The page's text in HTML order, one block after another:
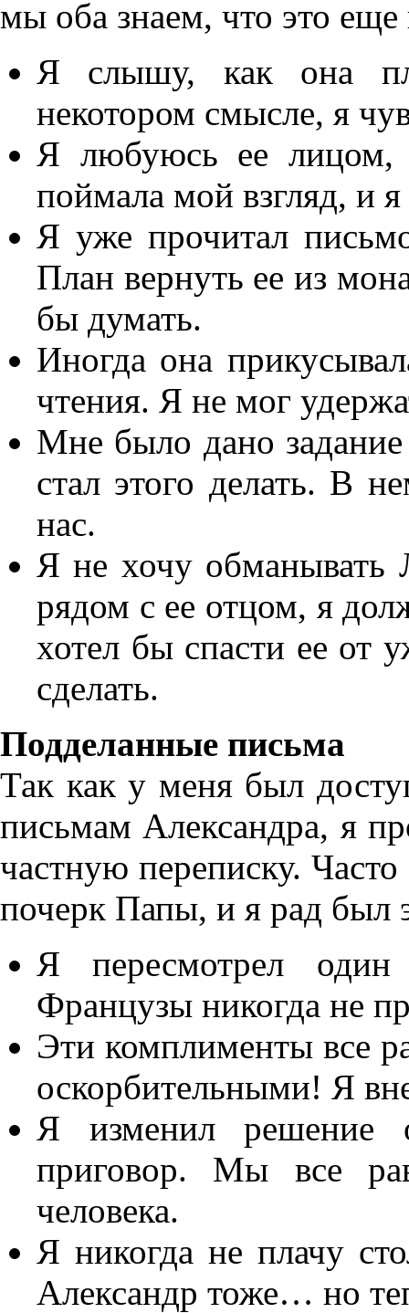
мы оба знаем, что это еще
Я слышу, как она
некотором смысле, я
Я любуюсь ее лицом,
поймала мой взгляд, и
Я уже прочитал
План вернуть ее из
бы думать.
Иногда она
чтения. Я не мог
Мне было дано
стал этого делать. В
нас.
Я не хочу обманывать
рядом с ее отцом, я
хотел бы спасти ее от
сделать.
Подделанные письма
Так как у меня был
письмам Александра, я
частную переписку.
почерк Папы, и я рад был
Я пересмотрел один
Французы никогда не
Эти комплименты все
оскорбительными! Я
Я изменил решение
приговор. Мы все
человека.
Я никогда не плачу
Александр тоже… но